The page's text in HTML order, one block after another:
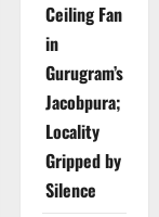
Ceiling Fan
in
Gurugram’s
Jacobpura;
Locality
Gripped by
Silence